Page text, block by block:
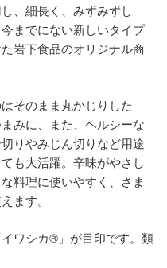
、細長く、みずみずし
までにない新しいタイプ
岩下食品のオリジナル商
そのまま丸かじりした
みに、また、ヘルシーな
りやみじん切りなど用途
も大活躍。辛味がやさし
料理に使いやすく、さま
ます。
ワシカ®」が目印です。類